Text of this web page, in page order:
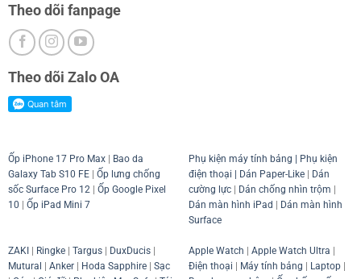
Theo dõi fanpage
Theo dõi Zalo OA
Ốp iPhone 17 Pro Max| Bao da
Galaxy Tab S10 FE| Ốp lưng chống
sốc Surface Pro 12 | Ốp Google Pixel
10 | Ốp iPad Mini 7
Phụ kiện máy tính bảng | Phụ kiện
điện thoại | Dán Paper-Like| Dán
cường lực| Dán chống nhìn trộm |
Dán màn hình iPad | Dán màn hình
Surface
ZAKI Ringke| Targus| DuxDucis|
Mutural
Anker| Hoda Sapphire| Sạc
Apple Watch Apple Watch Ultra
Điện thoại
Máy tính bảng Laptop|